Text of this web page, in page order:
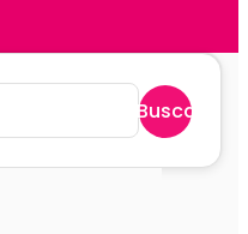
Buscar